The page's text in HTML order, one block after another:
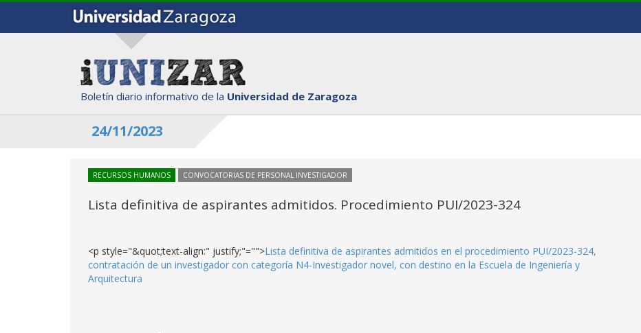
Boletín diario informativo de la Universidad de Zaragoza
24/11/2023
RECURSOS HUMANOS CONVOCATORIAS DE PERSONAL INVESTIGADOR
Lista definitiva de aspirantes admitidos. Procedimiento PUI/2023-324
<p style="&quot;text-align:" justify;"="">Lista definitiva de aspirantes admitidos en el procedimiento PUI/2023-324,
contratación de un investigador con categoría N4-Investigador novel, con destino en la Escuela de Ingeniería y
Arquitectura